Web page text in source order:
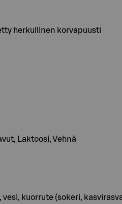
herkullinen korvapuusti
Laktoosi, Vehnä
vesi, kuorrute (sokeri,